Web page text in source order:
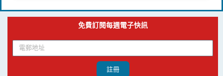
免費訂閱每週電子快訊
註冊